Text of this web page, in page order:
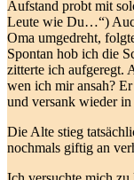
Aufstand probt mit
Leute wie Du…“)
Oma umgedreht,
Spontan hob ich die
zitterte ich aufgeregt.
wen ich mir ansah?
und versank wieder
Die Alte stieg
nochmals giftig an